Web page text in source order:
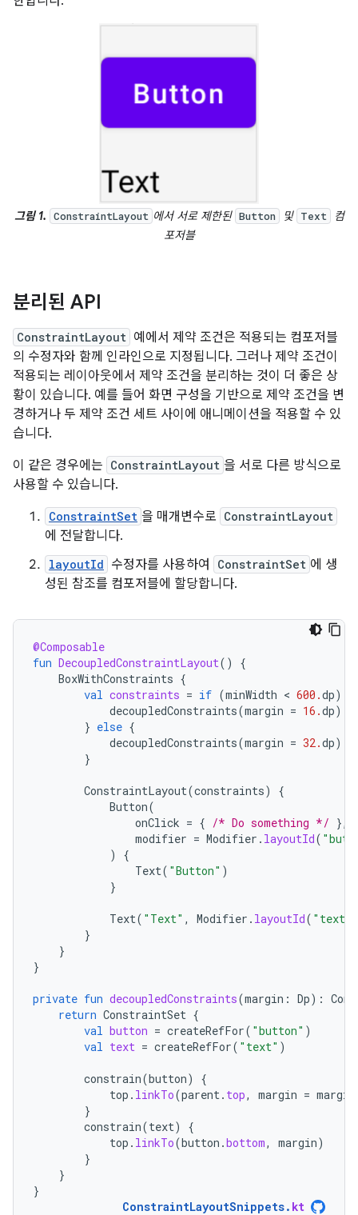
그림 1. ConstraintLayout 에서 서로 제한된 Button 및 Text
컴
포저블
분리된 API
ConstraintLayout 예에서 제약 조건은 적용되는 컴포저블
의 수정자와 함께 인라인으로 지정됩니다. 그러나 제약 조건이
적용되는 레이아웃에서 제약 조건을 분리하는 것이 더 좋은 상
황이 있습니다. 예를 들어 화면 구성을 기반으로 제약 조건을 변
경하거나 두 제약 조건 세트 사이에 애니메이션을 적용할 수 있
습니다.
이 같은 경우에는 ConstraintLayout 을 서로 다른 방식으로
사용할 수 있습니다.
ConstraintSet 을 매개변수로 ConstraintLayout
에 전달합니다.
layoutId 수정자를 사용하여 ConstraintSet 에 생
성된 참조를 컴포저블에 할당합니다.
@Composable
fun DecoupledConstraintLayout()
{
BoxWithConstraints {
val constraints = if (minWidth < 600.dp)
decoupledConstraints(margin = 16.dp)
} else {
decoupledConstraints(margin = 32.dp)
}
ConstraintLayout(constraints)
{
Button(
onClick = { /* Do something */ },
modifier = Modifier . layoutId(
)
{
Text( "Button" )
}
Text( "Text" , Modifier . layoutId( "text"
}
}
}
private fun decoupledConstraints(margin : Dp):
return ConstraintSet {
val button = createRefFor( "button" )
val text = createRefFor( "text" )
constrain(button)
{
top . linkTo(parent. top, margin = margin
}
constrain(text)
{
top . linkTo(button .bottom, margin)
}
}
}
ConstraintLayoutSnippets. kt